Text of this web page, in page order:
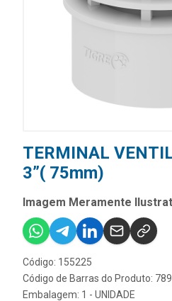
TERMINAL
3”( 75mm)
Imagem Meramente
Código: 155225
Código de Barras do Produto:
Embalagem: 1 - UNIDADE